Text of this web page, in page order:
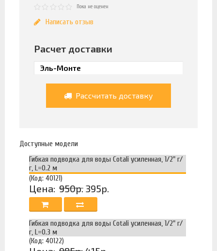
Пока не оценен
Написать отзыв
Расчет доставки
Рассчитать доставку
Доступные модели
Гибкая подводка для воды Cotali усиленная, 1/2" г/
г, L=0.2 м
(Код: 40121)
Цена: 950р. 395р.
Гибкая подводка для воды Cotali усиленная, 1/2" г/
г, L=0.3 м
(Код: 40122)